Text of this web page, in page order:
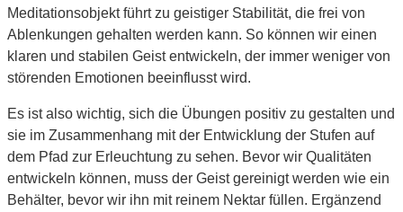
Meditationsobjekt führt zu geistiger Stabilität, die frei von
Ablenkungen gehalten werden kann. So können wir einen
klaren und stabilen Geist entwickeln, der immer weniger von
störenden Emotionen beeinflusst wird.
Es ist also wichtig, sich die Übungen positiv zu gestalten und
sie im Zusammenhang mit der Entwicklung der Stufen auf
dem Pfad zur Erleuchtung zu sehen. Bevor wir Qualitäten
entwickeln können, muss der Geist gereinigt werden wie ein
Behälter, bevor wir ihn mit reinem Nektar füllen. Ergänzend